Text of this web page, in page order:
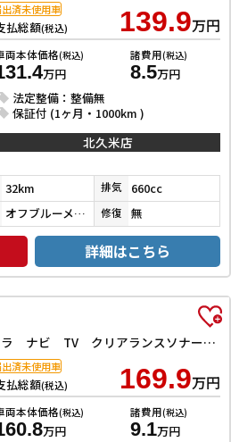
払総額(税込) 139.9万円
両本体価格(税込)
万円
諸費用(税込)
8.5万円
法定整備：整備無
保証付 (1ヶ月・1000km )
済未使用車
北久米店
32km 排気 660cc
オフブルーメタリック 修復 無
詳細はこちら
ハイブリッドG 全周囲カメラ ナビ TV クリアランスソナー オートクルーズコントロール レーンアシスト 衝突被害軽減システム オートライト スマートキー アイドリングストップ 電動格納ミラー シートヒーター CVT
払総額(税込) 169.9万円
両本体価格(税込)
万円
諸費用(税込)
9.1万円
済未使用車